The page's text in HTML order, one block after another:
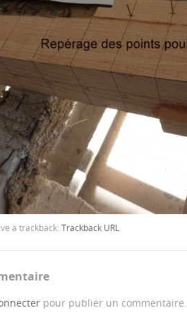
a trackback: Trackback URL.
pour publier un commentaire.